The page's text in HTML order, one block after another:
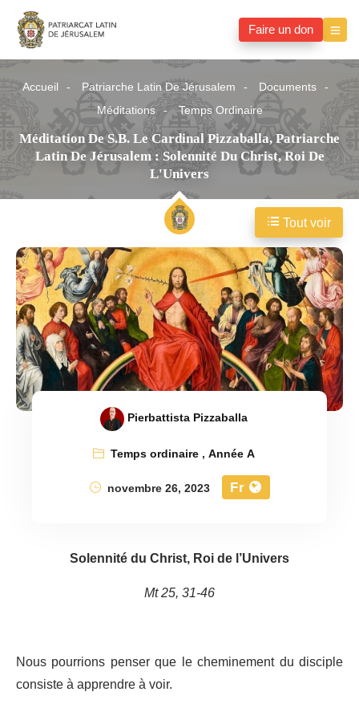
Faire un don
Accueil Patriarche Latin De Jérusalem
Documents
Méditations
Temps Ordinaire
Méditation De S.B. Le Cardinal Pizzaballa, Patriarche
Latin De Jérusalem : Solennité Du Christ, Roi De
L'Univers
Pierbattista Pizzaballa
Temps ordinaire,Année A
novembre 26, 2023
Fr
Solennité du Christ, Roi de l’Univers
Mt 25, 31-46
Nous pourrions penser que le cheminement du disciple
consiste à apprendre à voir.
Tout voir